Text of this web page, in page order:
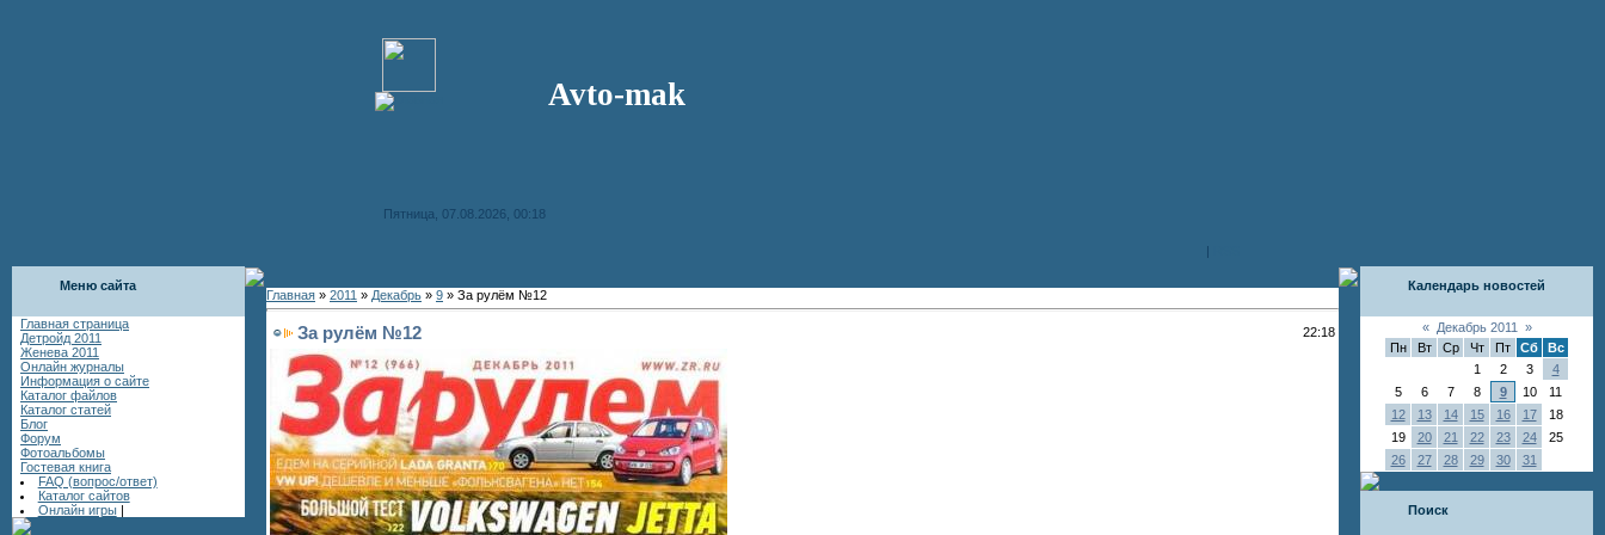
Avto-mak
Пятница, 07.08.2026, 00:18
|
Меню сайта
Главная страница
Детройд 2011
Женева 2011
Онлайн журналы
Информация о сайте
Каталог файлов
Каталог статей
Блог
Форум
Фотоальбомы
Гостевая книга
FAQ (вопрос/ответ)
Каталог сайтов
Онлайн игры |
Главная » 2011 » Декабрь » 9 » За рулём №12
За рулём №12 22:18
Календарь новостей
« Декабрь 2011
»
Пн
Вт Ср Чт Пт Сб
Вс
1
2 3
4
5
6 7 8 9 10
11
12
13 14 15 16 17
18
19
20 21 22 23 24
25
26
27 28 29 30 31
Поиск